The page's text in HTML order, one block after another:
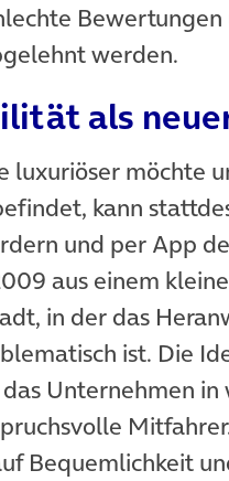
werden.
als
luxuriöser möchte
kann
und per App
aus einem
in der das
ist. Die
Unternehmen
Bequemlichkeit